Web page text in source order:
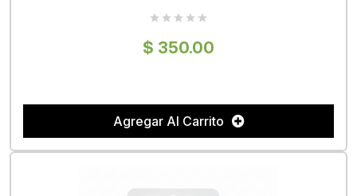
$ 350.00
Agregar Al Carrito